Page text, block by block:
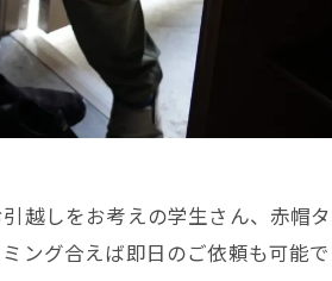
越しをお考えの学生さん、赤帽
ング合えば即日のご依頼も可能で